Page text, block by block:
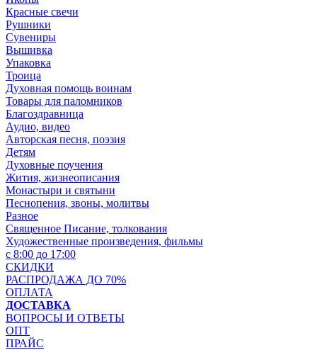
Красные свечи
Рушники
Сувениры
Вышивка
Упаковка
Троица
Духовная помощь воинам
Товары для паломников
Благоздравница
Аудио, видео
Авторская песня, поэзия
Детям
Духовные поучения
Жития, жизнеописания
Монастыри и святыни
Песнопения, звоны, молитвы
Разное
Священное Писание, толкования
Художественные произведения, фильмы
с 8:00 до 17:00
СКИДКИ
РАСПРОДАЖА ДО 70%
ОПЛАТА
ДОСТАВКА
ВОПРОСЫ И ОТВЕТЫ
ОПТ
ПРАЙС